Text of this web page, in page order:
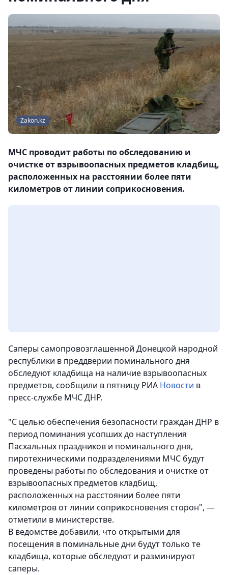
Zakon.kz
МЧС проводит работы по обследованию и
очистке от взрывоопасных предметов кладбищ,
расположенных на расстоянии более пяти
километров от линии соприкосновения.
Саперы самопровозглашенной Донецкой народной
республики в преддверии поминального дня
обследуют кладбища на наличие взрывоопасных
предметов, сообщили в пятницу РИА Новости в
пресс-службе МЧС ДНР.
"С целью обеспечения безопасности граждан ДНР в
период поминания усопших до наступления
Пасхальных праздников и поминального дня,
пиротехническими подразделениями МЧС будут
проведены работы по обследования и очистке от
взрывоопасных предметов кладбищ,
расположенных на расстоянии более пяти
километров от линии соприкосновения сторон", —
отметили в министерстве.
В ведомстве добавили, что открытыми для
посещения в поминальные дни будут только те
кладбища, которые обследуют и разминируют
саперы.